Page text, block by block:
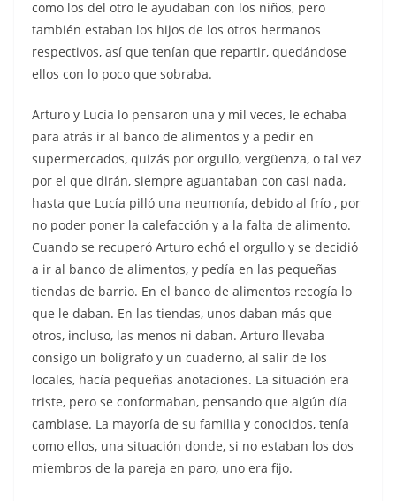
como los del otro le ayudaban con los niños, pero
también estaban los hijos de los otros hermanos
respectivos, así que tenían que repartir, quedándose
ellos con lo poco que sobraba.
Arturo y Lucía lo pensaron una y mil veces, le echaba
para atrás ir al banco de alimentos y a pedir en
supermercados, quizás por orgullo, vergüenza, o tal vez
por el que dirán, siempre aguantaban con casi nada,
hasta que Lucía pilló una neumonía, debido al frío , por
no poder poner la calefacción y a la falta de alimento.
Cuando se recuperó Arturo echó el orgullo y se decidió
a ir al banco de alimentos, y pedía en las pequeñas
tiendas de barrio. En el banco de alimentos recogía lo
que le daban. En las tiendas, unos daban más que
otros, incluso, las menos ni daban. Arturo llevaba
consigo un bolígrafo y un cuaderno, al salir de los
locales, hacía pequeñas anotaciones. La situación era
triste, pero se conformaban, pensando que algún día
cambiase. La mayoría de su familia y conocidos, tenía
como ellos, una situación donde, si no estaban los dos
miembros de la pareja en paro, uno era fijo.